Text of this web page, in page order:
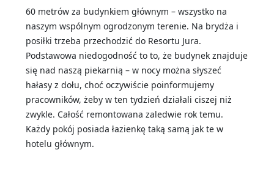
60 metrów za budynkiem głównym – wszystko na
naszym wspólnym ogrodzonym terenie. Na brydża i
posiłki trzeba przechodzić do Resortu Jura.
Podstawowa niedogodność to to, że budynek znajduje
się nad naszą piekarnią – w nocy można słyszeć
hałasy z dołu, choć oczywiście poinformujemy
pracowników, żeby w ten tydzień działali ciszej niż
zwykle. Całość remontowana zaledwie rok temu.
Każdy pokój posiada łazienkę taką samą jak te w
hotelu głównym.